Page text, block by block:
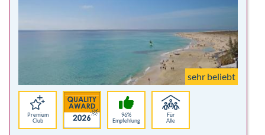
sehr beliebt
Premium
Club
96%
Empfehlung
Für
Alle